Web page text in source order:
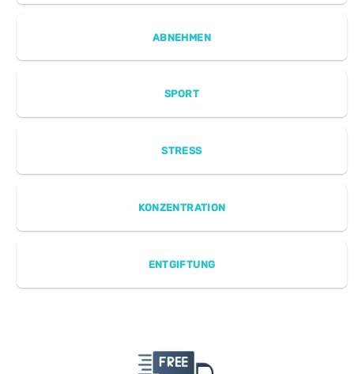
ABNEHMEN
SPORT
STRESS
KONZENTRATION
ENTGIFTUNG